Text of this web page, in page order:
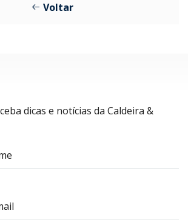
Voltar
dicas e notícias da Caldeira &